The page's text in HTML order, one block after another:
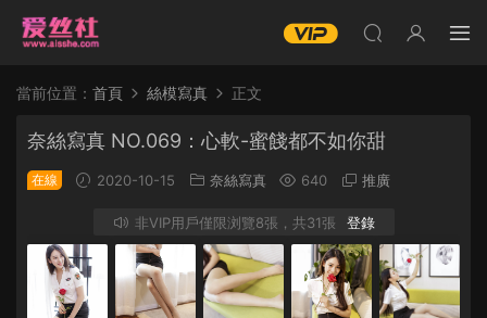
當前位置： 首頁 絲模寫真 正文
奈絲寫真 NO.069：心軟-蜜餞都不如你甜
在線 2020-10-15 奈絲寫真 640 推廣
非VIP用戶僅限浏覽8張，共31張 登錄